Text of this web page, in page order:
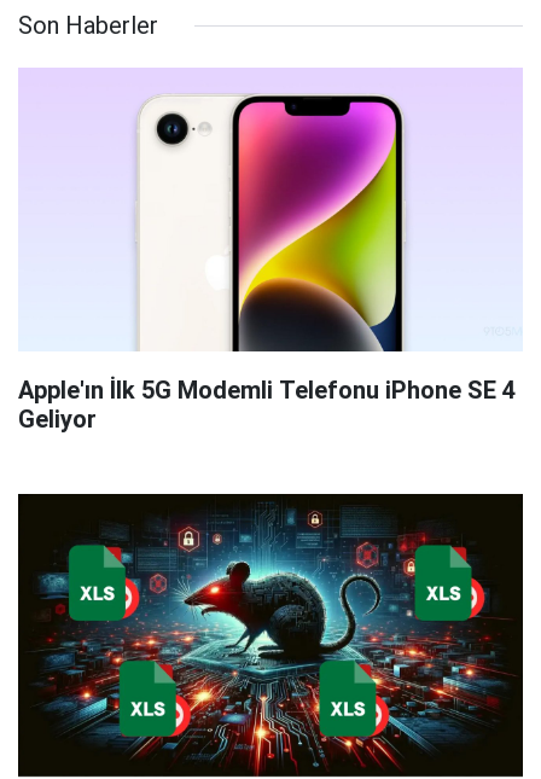
Son Haberler
Apple'ın İlk 5G Modemli Telefonu iPhone SE 4
Geliyor